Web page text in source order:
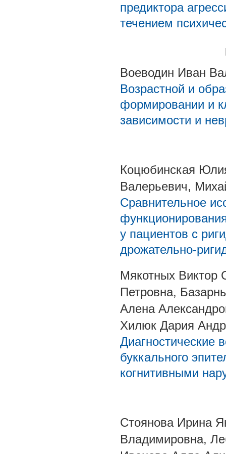
предиктора
течением
Воеводин Иван
Возрастной и
формировании и
зависимости и
Коцюбинская
Валерьевич,
Сравнительное
у пациентов с
дрожательно-
Мякотных Виктор
Петровна,
Алена
Хилюк Дария
Диагностические
буккального
когнитивными
Стоянова Ирина
Владимировна,